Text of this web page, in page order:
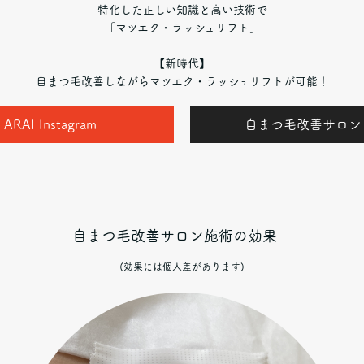
特化した正しい知識と高い技術で
「マツエク・ラッシュリフト」
【新時代】
自まつ毛改善しながらマツエク・ラッシュリフトが可能！
Instagram 自まつ毛改善サロ
自まつ毛改善サロン施術の効果
(効果には個人差があります)